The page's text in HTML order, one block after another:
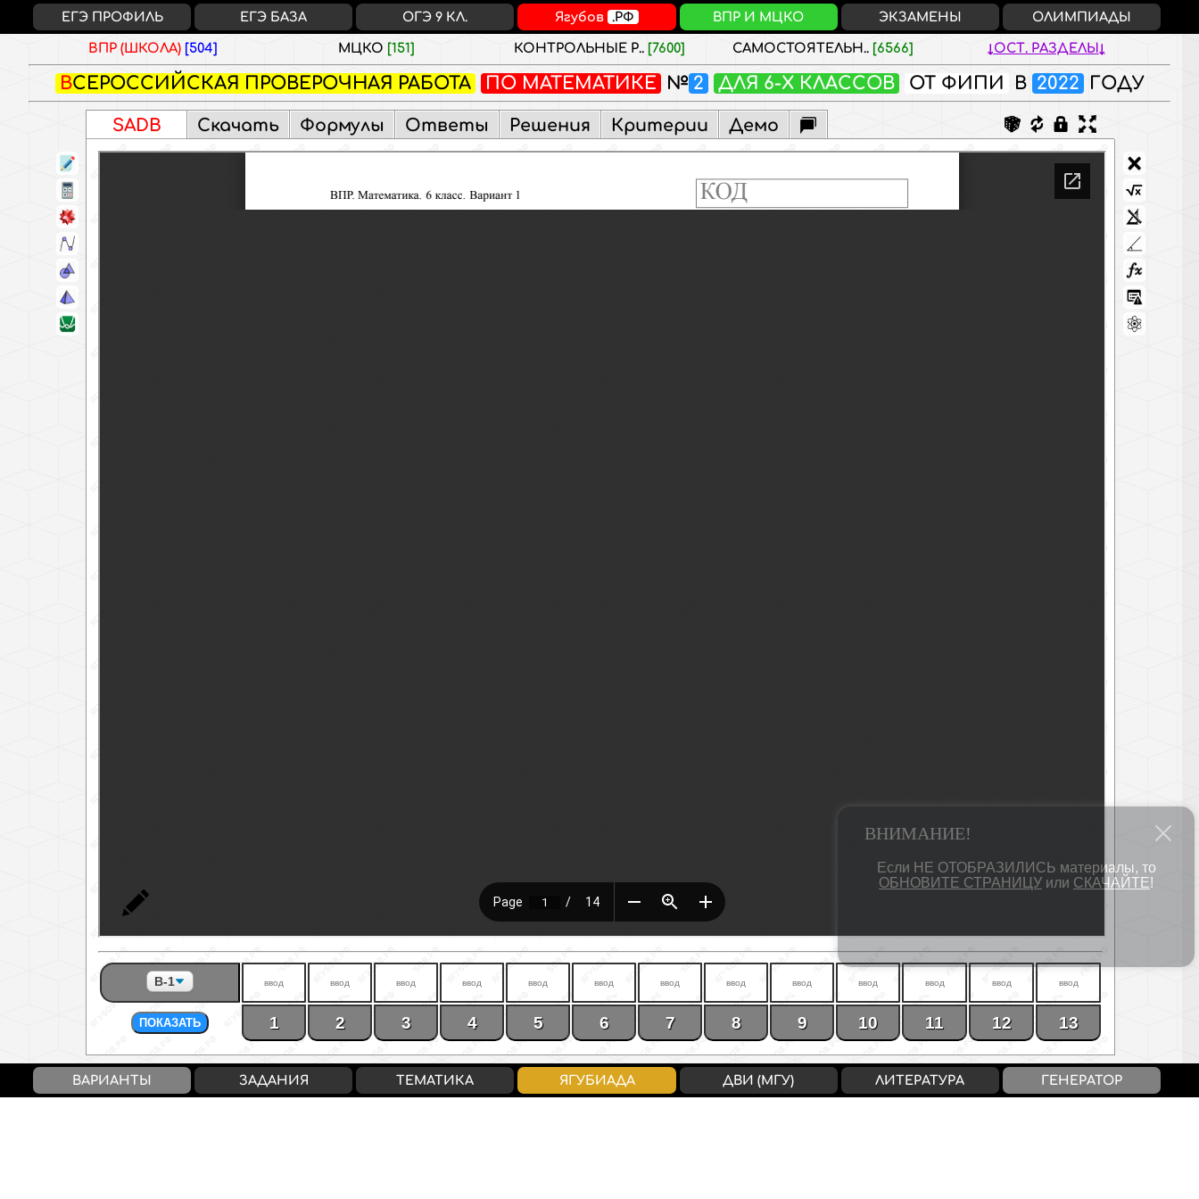
ВПР (ШКОЛА) [504] МЦКО [151] КОНТРОЛЬНЫЕ Р.. [7600] САМОСТОЯТЕЛЬН.. [6566] ОСТ. РАЗДЕЛЫ
ВСЕРОССИЙСКАЯ ПРОВЕРОЧНАЯ РАБОТА ПО МАТЕМАТИКЕ № 2 ДЛЯ 6-Х КЛАССОВ ОТ ФИПИ В 2022 ГОДУ
SADB Скачать Формулы Ответы Решения Критерии Демо
ПОКАЗАТЬ 1 2 3 4 5 6 7 8 9 10 11 12 13
Балл / Оценка 0-5 / «2» 6-9 / «3» 10-13 / «4» 14-16 / «5»
ЕГЭ ПРОФИЛЬ ЕГЭ БАЗА ОГЭ 9 КЛ. Ягубов .РФ ВПР И МЦКО ЭКЗАМЕНЫ ОЛИМПИАДЫ
ВАРИАНТЫ ЗАДАНИЯ ТЕМАТИКА ЯГУБИАДА ДВИ (МГУ) ЛИТЕРАТУРА ГЕНЕРАТОР